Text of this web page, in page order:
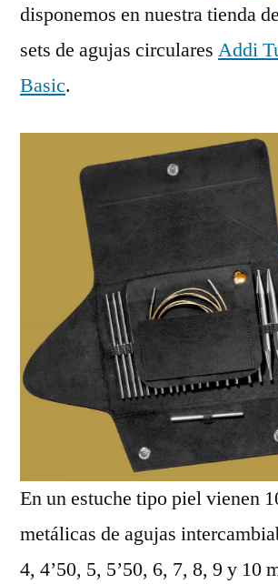
disponemos en nuestra tienda
sets de agujas circulares Addi
Basic.
En un estuche tipo piel vienen
metálicas de agujas
4, 4’50, 5, 5’50, 6, 7, 8, 9 y 10